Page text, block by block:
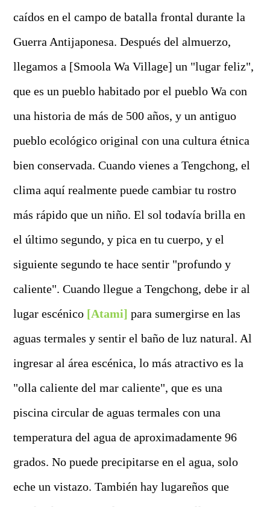
caídos en el campo de batalla frontal durante la
Guerra Antijaponesa. Después del almuerzo,
llegamos a [Smoola Wa Village] un "lugar feliz",
que es un pueblo habitado por el pueblo Wa con
una historia de más de 500 años, y un antiguo
pueblo ecológico original con una cultura étnica
bien conservada. Cuando vienes a Tengchong, el
clima aquí realmente puede cambiar tu rostro
más rápido que un niño. El sol todavía brilla en
el último segundo, y pica en tu cuerpo, y el
siguiente segundo te hace sentir "profundo y
caliente". Cuando llegue a Tengchong, debe ir al
lugar escénico [Atami] para sumergirse en las
aguas termales y sentir el baño de luz natural. Al
ingresar al área escénica, lo más atractivo es la
"olla caliente del mar caliente", que es una
piscina circular de aguas termales con una
temperatura del agua de aproximadamente 96
grados. No puede precipitarse en el agua, solo
eche un vistazo. También hay lugareños que